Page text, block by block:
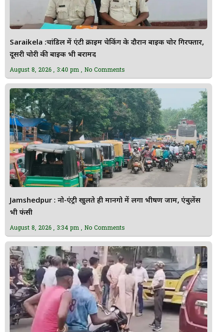
Saraikela :चांडिल में एंटी क्राइम चेकिंग के दौरान बाइक चोर गिरफ्तार,
दूसरी चोरी की बाइक भी बरामद
August 8, 2026 3:40 pm No Comments
Jamshedpur : नो-एंट्री खुलते ही मानगो में लगा भीषण जाम, एंबुलेंस
भी फंसी
August 8, 2026 3:34 pm No Comments